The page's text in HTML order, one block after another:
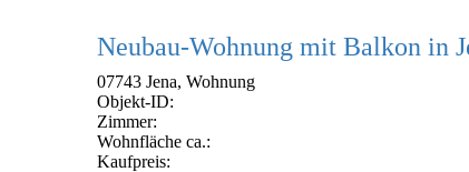
Neubau-Wohnung mit Balkon in
07743 Jena, Wohnung
Objekt-ID:
Zimmer:
Wohnfläche ca.:
Kaufpreis: